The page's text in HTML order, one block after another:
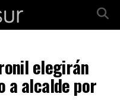
elegirán
a alcalde por